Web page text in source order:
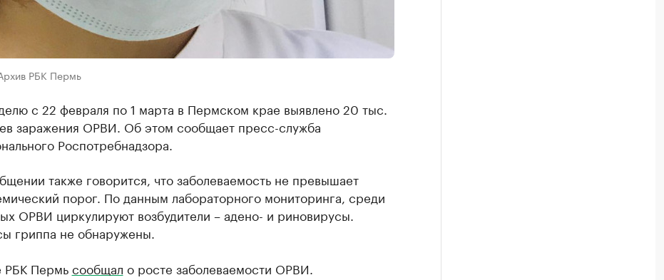
РБК Пермь
с 22 февраля по 1 марта в Пермском крае выявлено 20 тыс.
заражения ОРВИ. Об этом сообщает пресс-служба
Роспотребнадзора.
также говорится, что заболеваемость не превышает
порог. По данным лабораторного мониторинга, среди
ОРВИ циркулируют возбудители – адено- и риновирусы.
гриппа не обнаружены.
РБК Пермьсообщал о росте заболеваемости ОРВИ.